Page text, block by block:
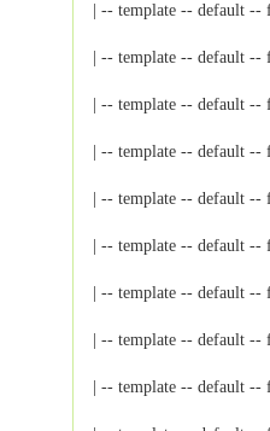
| -- template -- default
| -- template -- default
| -- template -- default
| -- template -- default
| -- template -- default
| -- template -- default
| -- template -- default
| -- template -- default
| -- template -- default